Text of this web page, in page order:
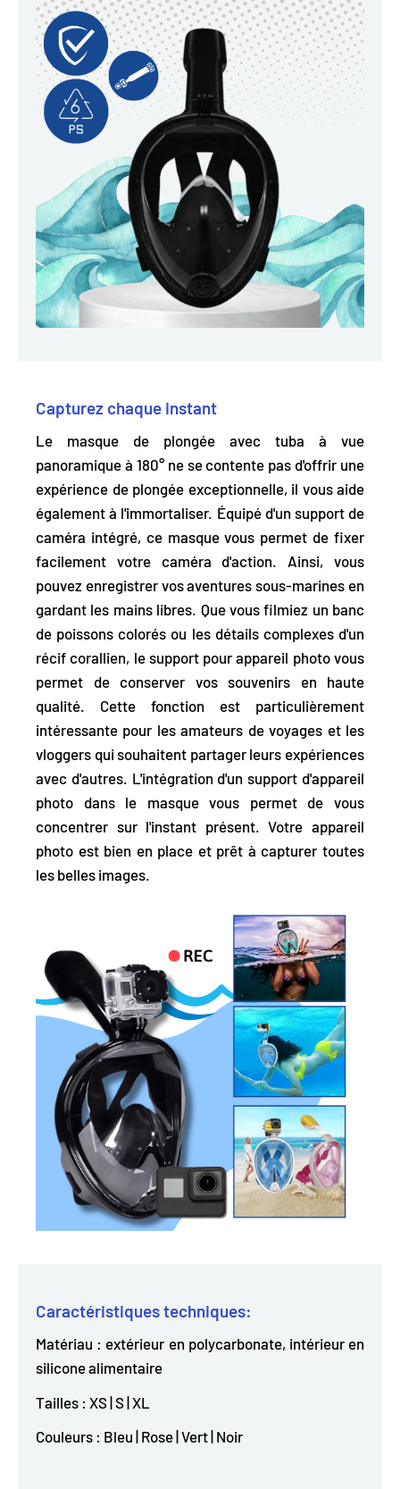
Capturez chaque instant
Le masque de plongée avec tuba à vue
panoramique à 180° ne se contente pas d'offrir une
expérience de plongée exceptionnelle, il vous aide
également à l'immortaliser. Équipé d'un support de
caméra intégré, ce masque vous permet de fixer
facilement votre caméra d'action. Ainsi, vous
pouvez enregistrer vos aventures sous-marines en
gardant les mains libres. Que vous filmiez un banc
de poissons colorés ou les détails complexes d'un
récif corallien, le support pour appareil photo vous
permet de conserver vos souvenirs en haute
qualité. Cette fonction est particulièrement
intéressante pour les amateurs de voyages et les
vloggers qui souhaitent partager leurs expériences
avec d'autres. L'intégration d'un support d'appareil
photo dans le masque vous permet de vous
concentrer sur l'instant présent. Votre appareil
photo est bien en place et prêt à capturer toutes
les belles images.
Caractéristiques techniques:
Matériau : extérieur en polycarbonate, intérieur en
silicone alimentaire
Tailles : XS | S | XL
Couleurs : Bleu | Rose | Vert | Noir